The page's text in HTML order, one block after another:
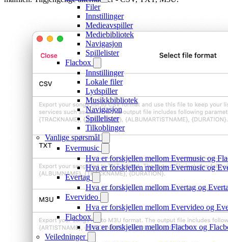
Filer
Innstillinger
Medieavspiller
Mediebibliotek
Navigasjon
Spillelister
Flacbox
Innstillinger
Lokale filer
Lydspiller
Musikkbibliotek
Navigasjon
Spillelister
Tilkoblinger
Vanlige spørsmål
Evermusic
Hva er forskjellen mellom Evermusic og
Hva er forskjellen mellom Evermusic og
Evertag
Hva er forskjellen mellom Evertag og
Evervideo
Hva er forskjellen mellom Evervideo og
Flacbox
Hva er forskjellen mellom Flacbox og
Veiledninger